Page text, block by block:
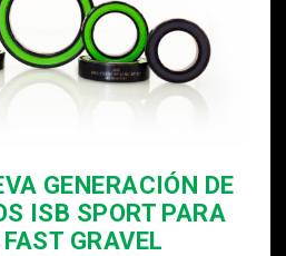
GENERACIÓN DE
ISB SPORT PARA
GRAVEL